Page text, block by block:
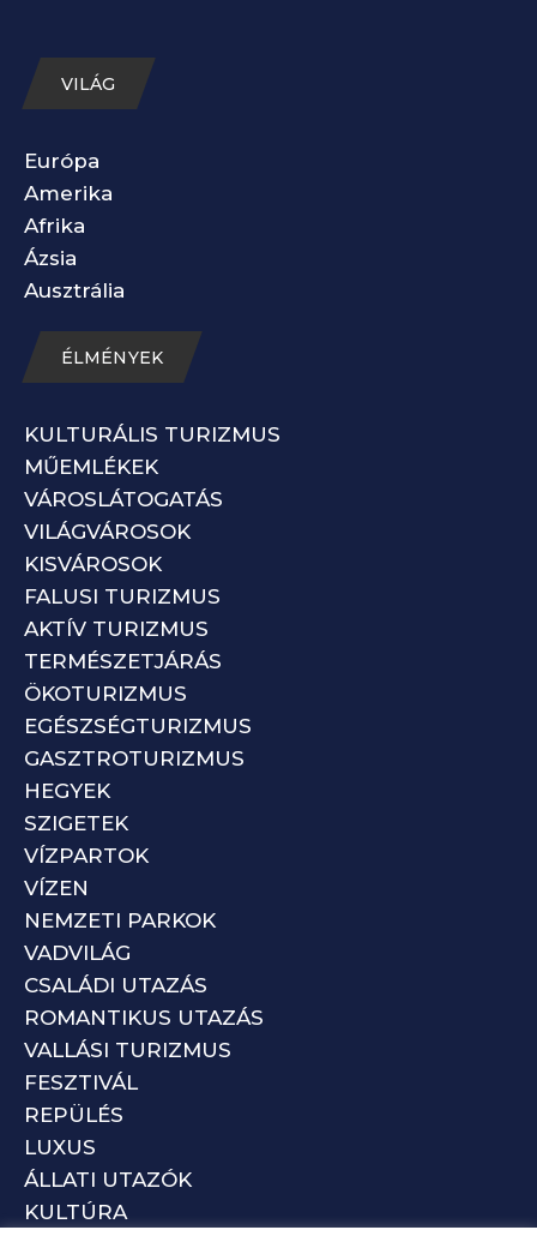
VILÁG
Európa
Amerika
Afrika
Ázsia
Ausztrália
ÉLMÉNYEK
KULTURÁLIS TURIZMUS
MŰEMLÉKEK
VÁROSLÁTOGATÁS
VILÁGVÁROSOK
KISVÁROSOK
FALUSI TURIZMUS
AKTÍV TURIZMUS
TERMÉSZETJÁRÁS
ÖKOTURIZMUS
EGÉSZSÉGTURIZMUS
GASZTROTURIZMUS
HEGYEK
SZIGETEK
VÍZPARTOK
VÍZEN
NEMZETI PARKOK
VADVILÁG
CSALÁDI UTAZÁS
ROMANTIKUS UTAZÁS
VALLÁSI TURIZMUS
FESZTIVÁL
REPÜLÉS
LUXUS
ÁLLATI UTAZÓK
KULTÚRA